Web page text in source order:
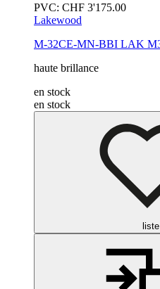
PVC: CHF 3'175.00
Lakewood
M-32CE-MN-BBI LAK
haute brillance
en stock
en stock